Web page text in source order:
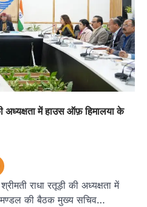
अध्यक्षता में हाउस ऑफ़ हिमालया के
राधा रतूड़ी की अध्यक्षता में
की बैठक मुख्य सचिव…